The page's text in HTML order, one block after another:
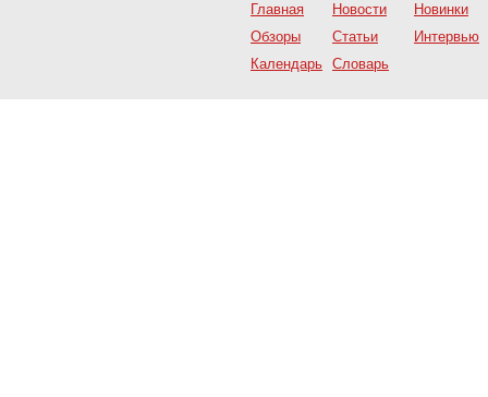
Главная Новости
Новинки
Обзоры
Статьи
Интервью
Календарь Словарь